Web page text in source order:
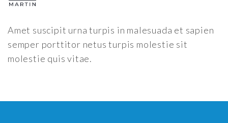
Amet suscipit urna turpis in malesuada et sapien
semper porttitor netus turpis molestie sit
molestie quis vitae.